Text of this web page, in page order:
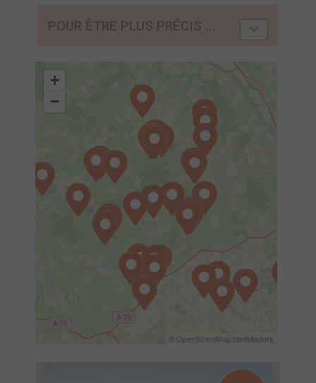
POUR ÊTRE PLUS PRÉCIS ...
+
−
© OpenStreetMapcontributors